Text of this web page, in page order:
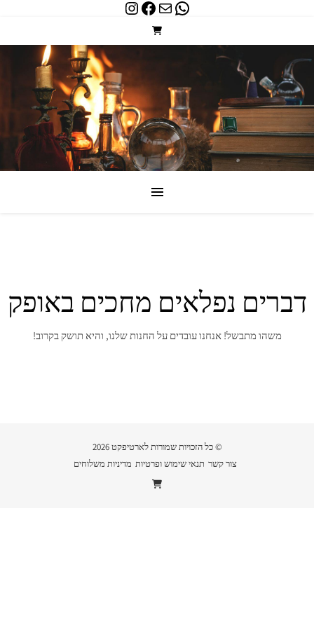
WhatsApp
Mail
Facebook
Instagram
דברים נפלאים מחכים באופק
משהו מתבשל! אנחנו עובדים על החנות שלנו, והיא תושק בקרוב!
© כל הזכויות שמורות לארטיפקט 2026
צור קשר תנאי שימוש ופרטיות מדיניות משלוחים